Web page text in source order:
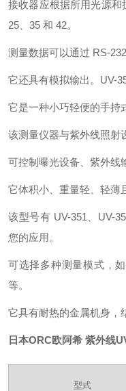
接收器应根据所用光源
25、35 和 42。
测量数据可以通过 RS-
它还具有模拟输出。 UV-
它是一种小巧轻便的手持
该测量仪器与紫外线照射
可控制曝光设备、紫外线
它体积小、重量轻、轻薄
该型号有 UV-351、UV-
您的应用。
可选择多种测量模式，
等。
它具有耐热的金属机身，
日本ORC欧阿希 紫外线
型式